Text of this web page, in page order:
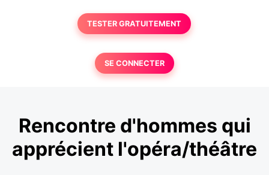
TESTER GRATUITEMENT
SE CONNECTER
Rencontre d'hommes qui
apprécient l'opéra/théâtre